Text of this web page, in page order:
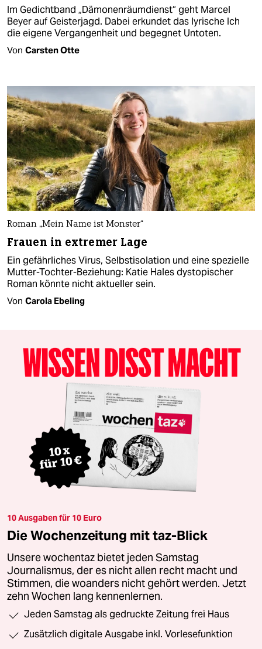
Im Gedichtband „Dämonenräumdienst“ geht Marcel
Beyer auf Geisterjagd. Dabei erkundet das lyrische Ich
die eigene Vergangenheit und begegnet Untoten.
Von Carsten Otte
Roman „Mein Name ist Monster“
Frauen in extremer Lage
Ein gefährliches Virus, Selbstisolation und eine spezielle
Mutter-Tochter-Beziehung: Katie Hales dystopischer
Roman könnte nicht aktueller sein.
Von Carola Ebeling
10 Ausgaben für 10 Euro
Die Wochenzeitung mit taz-Blick
Unsere wochentaz bietet jeden Samstag
Journalismus, der es nicht allen recht macht und
Stimmen, die woanders nicht gehört werden. Jetzt
zehn Wochen lang kennenlernen.
Jeden Samstag als gedruckte Zeitung frei Haus
Zusätzlich digitale Ausgabe inkl. Vorlesefunktion